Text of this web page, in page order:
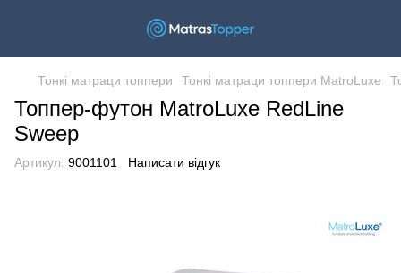
Тонкі матраци топпери Тонкі матраци топпери MatroLuxe
Топпер-футон MatroLuxe RedLine
Sweep
Артикул: 9001101 Написати відгук